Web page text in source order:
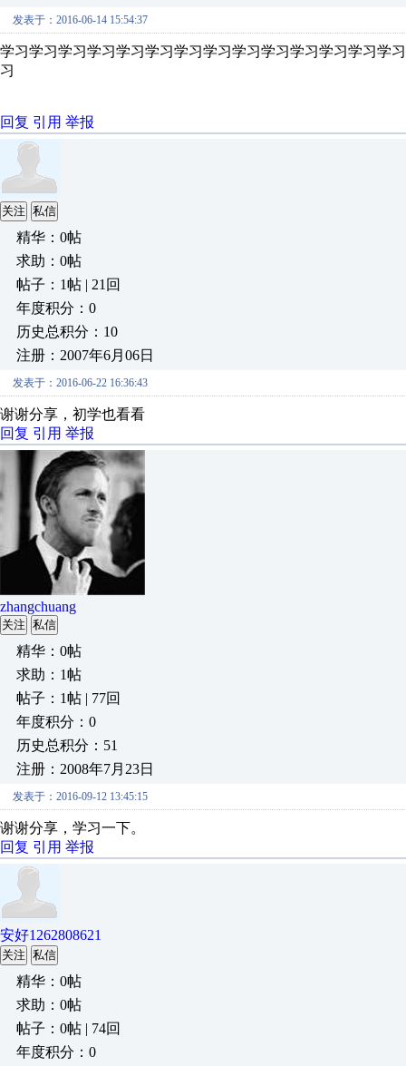
发表于：2016-06-14 15:54:37
学习学习学习学习学习学习学习学习学习学习学习学习学习学
习
回复 引用 举报
关注 私信
精华：0帖
求助：0帖
帖子：1帖 | 21回
年度积分：0
历史总积分：10
注册：2007年6月06日
发表于：2016-06-22 16:36:43
谢谢分享，初学也看看
回复 引用 举报
zhangchuang
关注 私信
精华：0帖
求助：1帖
帖子：1帖 | 77回
年度积分：0
历史总积分：51
注册：2008年7月23日
发表于：2016-09-12 13:45:15
谢谢分享，学习一下。
回复 引用 举报
安好1262808621
关注 私信
精华：0帖
求助：0帖
帖子：0帖 | 74回
年度积分：0